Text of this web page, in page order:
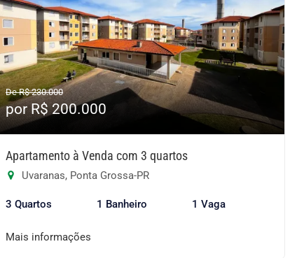
De R$ 230.000
por R$ 200.000
Apartamento à Venda com 3 quartos
Uvaranas, Ponta Grossa-PR
3 Quartos 1 Banheiro 1 Vaga
Mais informações